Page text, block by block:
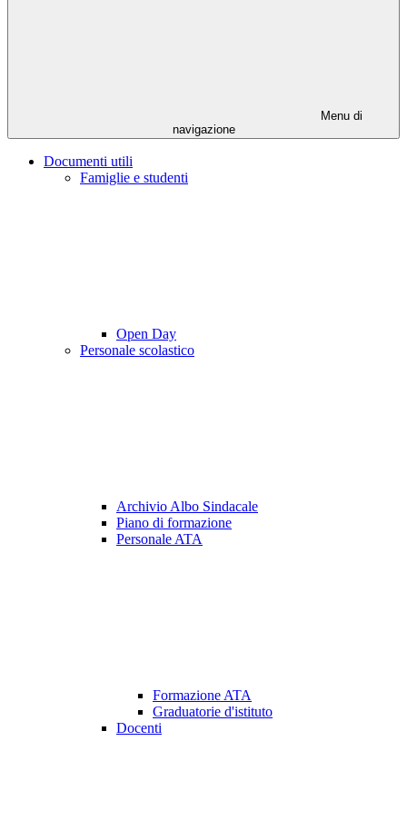
Menu di
navigazione
Documenti utili
Famiglie e studenti
Open Day
Personale scolastico
Archivio Albo Sindacale
Piano di formazione
Personale ATA
Formazione ATA
Graduatorie d'istituto
Docenti